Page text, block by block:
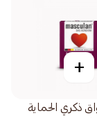
+
ذكري الحماية